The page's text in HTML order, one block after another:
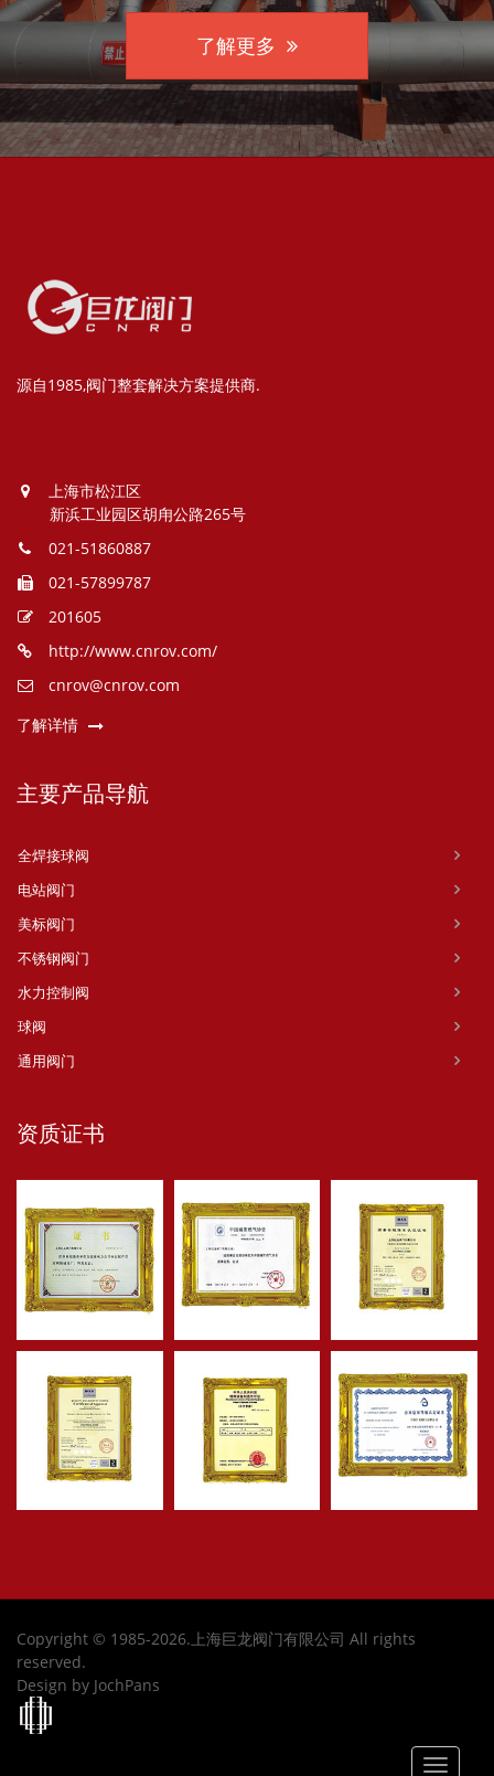
了解更多
源自1985,阀门整套解决方案提供商.
上海市松江区
新浜工业园区胡甪公路265号
021-51860887
021-57899787
201605
http://www.cnrov.com/
cnrov@cnrov.com
了解详情
主要产品导航
全焊接球阀
电站阀门
美标阀门
不锈钢阀门
水力控制阀
球阀
通用阀门
资质证书
Copyright © 1985-2026.上海巨龙阀门有限公司 All rights
reserved.
Design by JochPans
Toggle